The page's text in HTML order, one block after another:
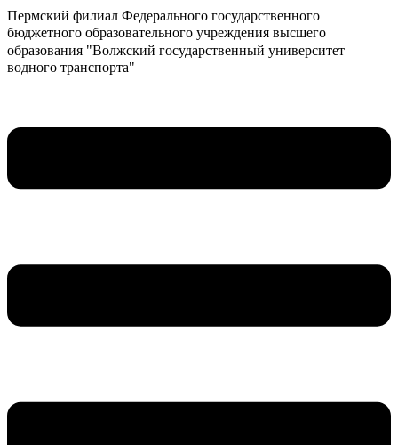
Пермский филиал Федерального государственного
бюджетного образовательного учреждения высшего
образования "Волжский государственный университет
водного транспорта"